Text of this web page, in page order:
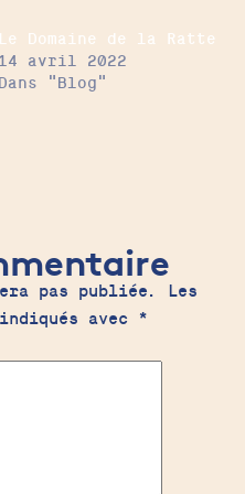
Le Domaine de la Ratte
14 avril 2022
Dans "Blog"
pas publiée.
Les
avec *